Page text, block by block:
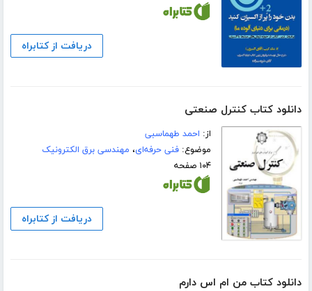
دریافت از کتابراه
دانلود کتاب کنترل صنعتی
از: احمد طهماسبی
موضوع:فنی حرفه‌ای، مهندسی برق الکترونیک
۱۰۴ صفحه
دریافت از کتابراه
دانلود کتاب من ام اس دارم